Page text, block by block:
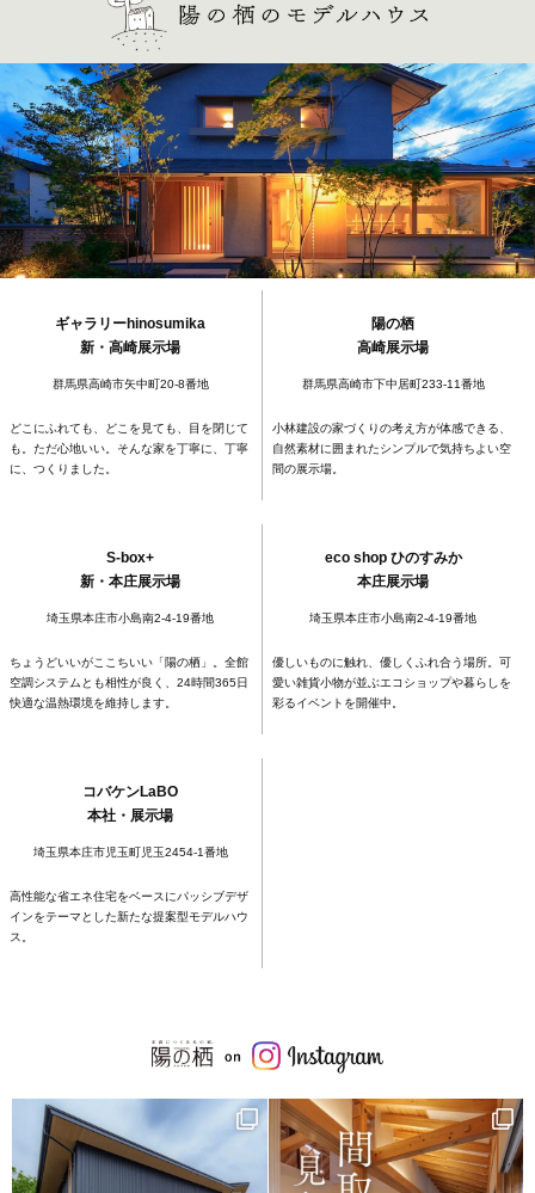
ギャラリーhinosumika
新・高崎展示場
群馬県高崎市矢中町20-8番地
どこにふれても、どこを見ても、目を閉じて
も。ただ心地いい。そんな家を丁寧に、丁寧
に、つくりました。
陽の栖
高崎展示場
群馬県高崎市下中居町233-11番地
小林建設の家づくりの考え方が体感できる、
自然素材に囲まれたシンプルで気持ちよい空
間の展示場。
S-box+
新・本庄展示場
埼玉県本庄市小島南2-4-19番地
ちょうどいいがここちいい「陽の栖」。全館
空調システムとも相性が良く、24時間365日
快適な温熱環境を維持します。
eco shop ひのすみか
本庄展示場
埼玉県本庄市小島南2-4-19番地
優しいものに触れ、優しくふれ合う場所。可
愛い雑貨小物が並ぶエコショップや暮らしを
彩るイベントを開催中。
コバケンLaBO
本社・展示場
埼玉県本庄市児玉町児玉2454-1番地
高性能な省エネ住宅をベースにパッシブデザ
インをテーマとした新たな提案型モデルハウ
ス。